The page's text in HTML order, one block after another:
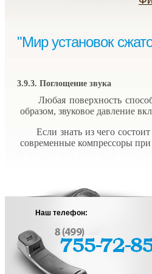
"Мир установок
3.9.3. Поглощение звука
Любая поверхность
образом, звуковое давление
Если знать из чего
современные компрессоры
Наш телефон: